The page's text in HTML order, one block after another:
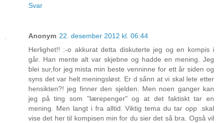
Svar
Anonym 22. desember 2012 kl. 06:44
Herlighet!! :-o akkurat detta diskuterte jeg og en kompis i
går. Han mente alt var skjebne og hadde en mening. Jeg
blei sur,for jeg mista min beste venninne for ett år siden og
syns det var helt meningsløst. Er d sånn at vi skal lete etter
hensikten?! jeg finner den sjelden. Men noen ganger kan
jeg på ting som "lærepenger" og at det faktiskt tar en
mening. Men langt i fra alltid. Viktig tema du tar opp .skal
vise det her til kompisen min for du sier det så bra. Også vil